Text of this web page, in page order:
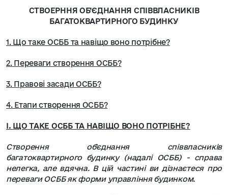
СТВОЕРННЯ ОБ’ЄДНАННЯ СПІВВЛАСНИКІВ
БАГАТОКВАРТИРНОГО БУДИНКУ
1. Що таке ОСББ та навіщо воно потрібне?
2. Переваги створення ОСББ?
3. Правові засади ОСББ?
4. Етапи створення ОСББ?
І. ЩО ТАКЕ ОСББ ТА НАВІЩО ВОНО ПОТРІБНЕ?
Створення об'єднання співвласників
багатоквартирного будинку (надалі ОСББ) - справа
нелегка, але вдячна. В цій частині ви дізнаєтеся про
переваги ОСББ як форми управління будинком.